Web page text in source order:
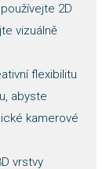
2D
vizuálně
flexibilitu
abyste
kamerové
vrstvy